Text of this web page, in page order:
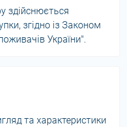
здійснюється
згідно із Законом
України".
та характеристики